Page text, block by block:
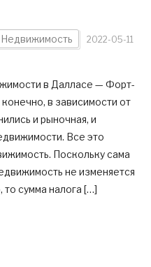
Недвижимость
2022-05-11
в Далласе — Форт-
в зависимости от
и рыночная, и
Все это
Поскольку сама
не изменяется
то сумма налога […]